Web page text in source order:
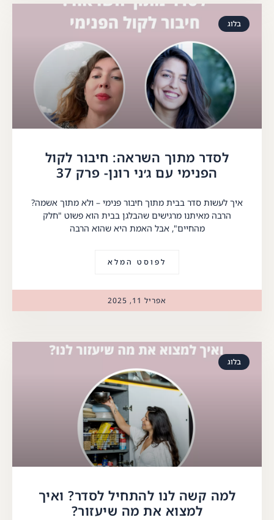
בלוג
לסדר מתוך השראה: חיבור לקול
הפנימי עם ג׳ני רונן- פרק 37
איך לעשות סדר בבית מתוך חיבור פנימי – ולא מתוך אשמה?
הרבה מאיתנו מרגישים שהבלגן בבית הוא פשוט "חלק
מהחיים", אבל האמת היא שהוא הרבה
לפוסט המלא
אפריל 11, 2025
בלוג
למה קשה לנו להתחיל לסדר? ואיך
למצוא את מה שיעזור?